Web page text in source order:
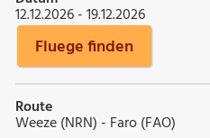
12.12.2026 - 19.12.2026
Fluege finden
Route
Weeze (NRN) - Faro (FAO)